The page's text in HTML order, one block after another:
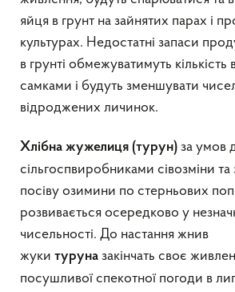
яйця в грунт на зайнятих парах і
культурах. Недостатні запаси
в грунті обмежуватимуть кількість
самками і будуть зменшувати
відроджених личинок.
Хлібна жужелиця (турун) за умов
сільгоспвиробниками сівозміни
посіву озимини по стерньових
розвивається осередково у
чисельності. До настання жнив
жуки туруна закінчать своє
посушливої спекотної погоди в